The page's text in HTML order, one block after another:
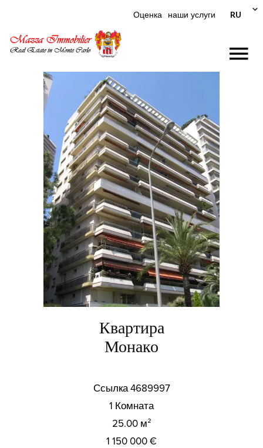
Оценка наши услуги RU
Квартира
Монако
Ссылка4689997
1 Комната
25.00м²
1 150 000 €